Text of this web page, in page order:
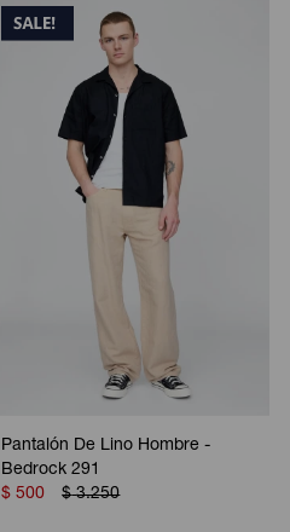
Pantalón De Lino Hombre -
Bedrock 291
$ 500 $ 3.250